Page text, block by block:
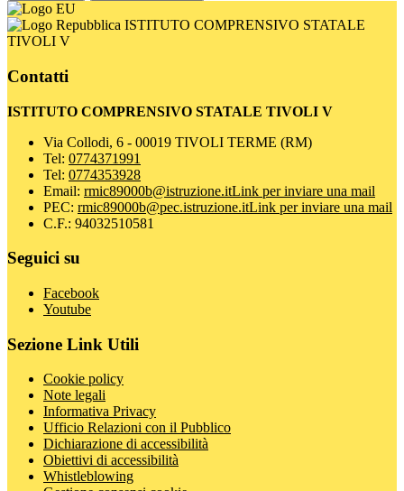
ISTITUTO COMPRENSIVO STATALE
TIVOLI V
Contatti
ISTITUTO COMPRENSIVO STATALE TIVOLI V
Via Collodi, 6 - 00019 TIVOLI TERME (RM)
Tel: 0774371991
Tel: 0774353928
Email: rmic89000b@istruzione.itLink per inviare una mail
PEC: rmic89000b@pec.istruzione.itLink per inviare una mail
C.F.: 94032510581
Seguici su
Facebook
Youtube
Sezione Link Utili
Cookie policy
Note legali
Informativa Privacy
Ufficio Relazioni con il Pubblico
Dichiarazione di accessibilità
Obiettivi di accessibilità
Whistleblowing